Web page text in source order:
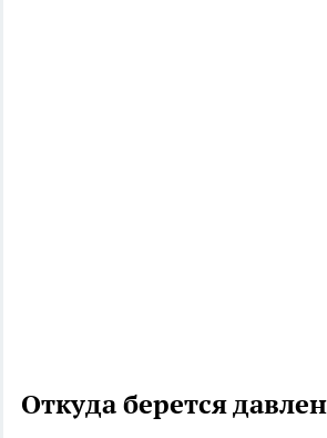
Откуда берется